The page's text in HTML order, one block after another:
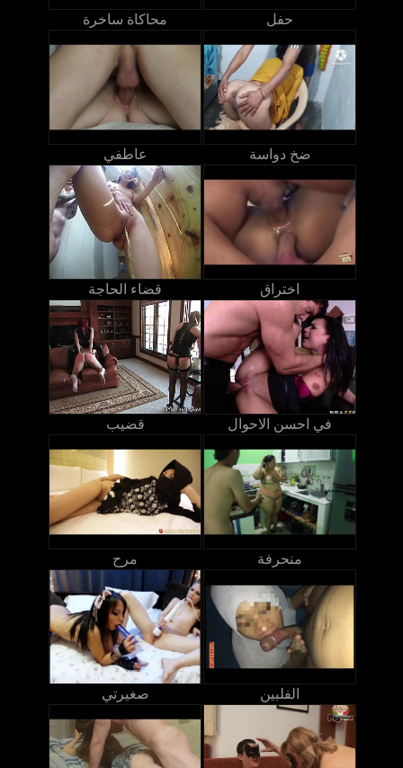
محاكاة ساخرة حفل
عاطفي ضخ دواسة
قضاء الحاجة اختراق
قضيب في احسن الاحوال
مرح منحرفة
صغيرتي الفلبين